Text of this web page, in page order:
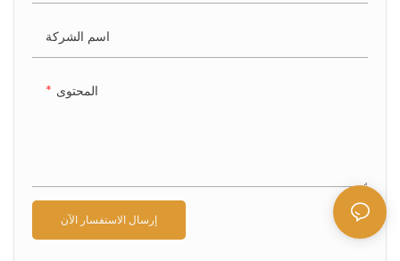
اسم الشركة
المحتوى
إرسال الاستفسار الآن